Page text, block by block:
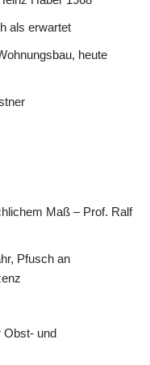
als erwartet
heute
Maß – Prof. Ralf
Pfusch an
Obst- und